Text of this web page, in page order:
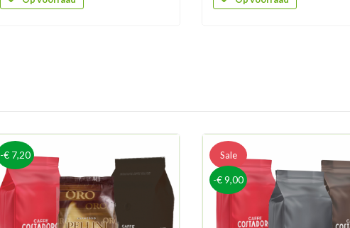
-€ 7,20 Sale
-€ 9,00